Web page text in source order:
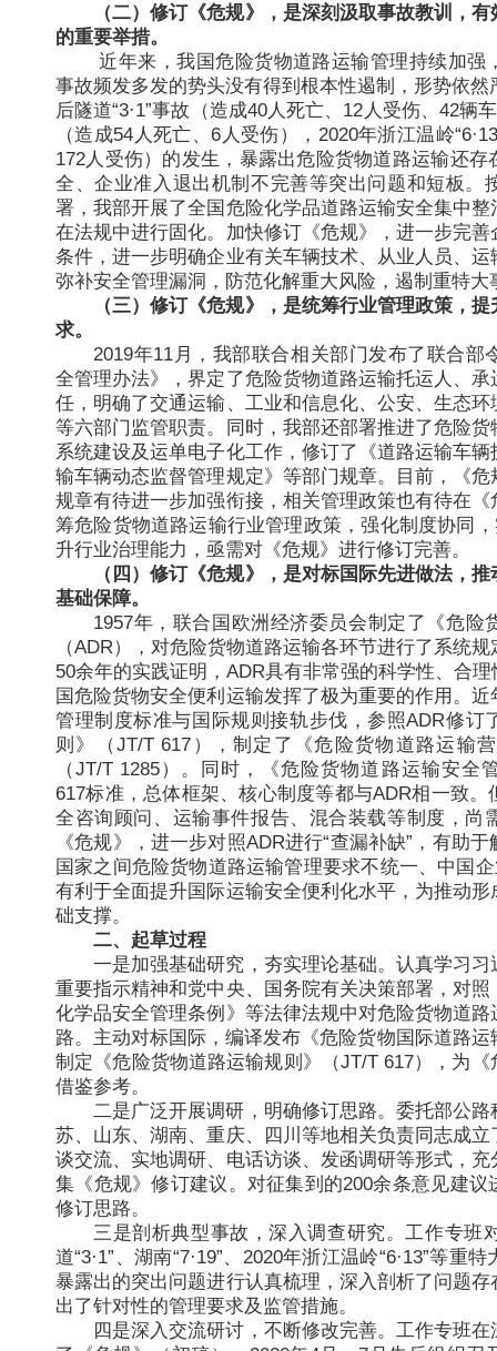
（二）修订《危规》，是深刻汲取事故教训，
的重要举措。
近年来，我国危险货物道路运输管理持续加强
事故频发多发的势头没有得到根本性遏制，形势依然
后隧道“3·1”事故（造成40人死亡、12人受伤、42辆
（造成54人死亡、6人受伤），2020年浙江温岭
172人受伤）的发生，暴露出危险货物道路运输还
全、企业准入退出机制不完善等突出问题和短板。
署，我部开展了全国危险化学品道路运输安全集中
在法规中进行固化。加快修订《危规》，进一步完
条件，进一步明确企业有关车辆技术、从业人员、
弥补安全管理漏洞，防范化解重大风险，遏制重特
（三）修订《危规》，是统筹行业管理政策，
求。
2019年11月，我部联合相关部门发布了联合部
全管理办法》，界定了危险货物道路运输托运人、
任，明确了交通运输、工业和信息化、公安、生态
等六部门监管职责。同时，我部还部署推进了危险
系统建设及运单电子化工作，修订了《道路运输车
输车辆动态监督管理规定》等部门规章。目前，《
规章有待进一步加强衔接，相关管理政策也有待在
筹危险货物道路运输行业管理政策，强化制度协同
升行业治理能力，亟需对《危规》进行修订完善。
（四）修订《危规》，是对标国际先进做法，
基础保障。
1957年，联合国欧洲经济委员会制定了《危险
（ADR），对危险货物道路运输各环节进行了系统
50余年的实践证明，ADR具有非常强的科学性、合
国危险货物安全便利运输发挥了极为重要的作用。
管理制度标准与国际规则接轨步伐，参照ADR修订
则》（JT/T 617），制定了《危险货物道路运输
（JT/T 1285）。同时，《危险货物道路运输安全
617标准，总体框架、核心制度等都与ADR相一致
全咨询顾问、运输事件报告、混合装载等制度，尚
《危规》，进一步对照ADR进行“查漏补缺”，有助
国家之间危险货物道路运输管理要求不统一、中国
有利于全面提升国际运输安全便利化水平，为推动
础支撑。
二、起草过程
一是加强基础研究，夯实理论基础。认真学习
重要指示精神和党中央、国务院有关决策部署，对
化学品安全管理条例》等法律法规中对危险货物道
路。主动对标国际，编译发布《危险货物国际道路
制定《危险货物道路运输规则》（JT/T 617），为
借鉴参考。
二是广泛开展调研，明确修订思路。委托部公
苏、山东、湖南、重庆、四川等地相关负责同志成
谈交流、实地调研、电话访谈、发函调研等形式，
集《危规》修订建议。对征集到的200余条意见建
修订思路。
三是剖析典型事故，深入调查研究。工作专班
道“3·1”、湖南“7·19”、2020年浙江温岭“6·13”等重
暴露出的突出问题进行认真梳理，深入剖析了问题
出了针对性的管理要求及监管措施。
四是深入交流研讨，不断修改完善。工作专班